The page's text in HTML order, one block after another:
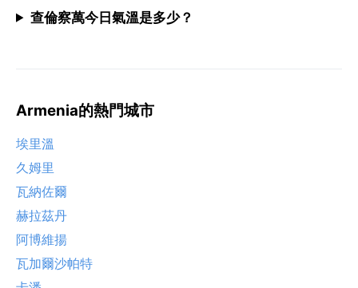
查倫察萬今日氣溫是多少？
Armenia的熱門城市
埃里溫
久姆里
瓦納佐爾
赫拉茲丹
阿博維揚
瓦加爾沙帕特